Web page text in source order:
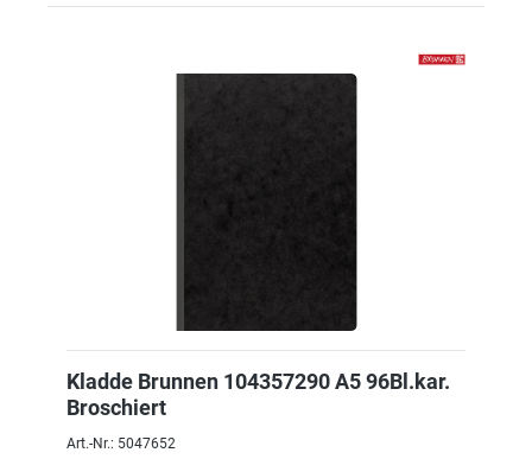
Kladde Brunnen 104357290 A5 96Bl.kar.
Broschiert
Art.-Nr.: 5047652